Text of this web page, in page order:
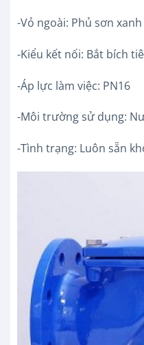
-Vỏ ngoài: Phủ sơn
-Kiểu kết nối: Bắt bích
-Áp lực làm việc: PN16
-Môi trường sử dụng:
-Tình trạng: Luôn sẵn